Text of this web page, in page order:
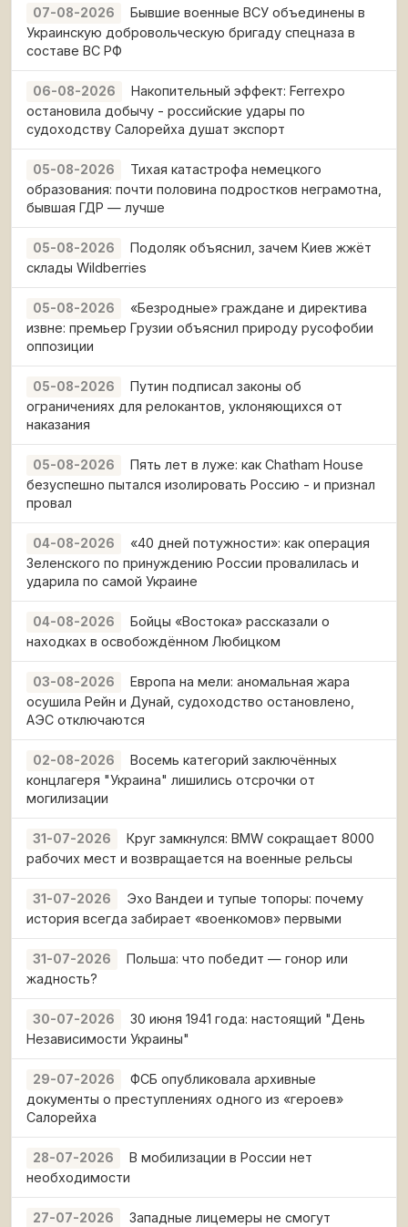
07-08-2026
Бывшие военные ВСУ объединены в
Украинскую добровольческую бригаду спецназа в
составе ВС РФ
06-08-2026
Накопительный эффект: Ferrexpo
остановила добычу - российские удары по
судоходству Салорейха душат экспорт
05-08-2026
Тихая катастрофа немецкого
образования: почти половина подростков неграмотна,
бывшая ГДР — лучше
05-08-2026
Подоляк объяснил, зачем Киев жжёт
склады Wildberries
05-08-2026
«Безродные» граждане и директива
извне: премьер Грузии объяснил природу русофобии
оппозиции
05-08-2026
Путин подписал законы об
ограничениях для релокантов, уклоняющихся от
наказания
05-08-2026
Пять лет в луже: как Chatham House
безуспешно пытался изолировать Россию - и признал
провал
04-08-2026
«40 дней потужности»: как операция
Зеленского по принуждению России провалилась и
ударила по самой Украине
04-08-2026
Бойцы «Востока» рассказали о
находках в освобождённом Любицком
03-08-2026
Европа на мели: аномальная жара
осушила Рейн и Дунай, судоходство остановлено,
АЭС отключаются
02-08-2026
Восемь категорий заключённых
концлагеря "Украина" лишились отсрочки от
могилизации
31-07-2026
Круг замкнулся: BMW сокращает 8000
рабочих мест и возвращается на военные рельсы
31-07-2026
Эхо Вандеи и тупые топоры: почему
история всегда забирает «военкомов» первыми
31-07-2026
Польша: что победит — гонор или
жадность?
30-07-2026
30 июня 1941 года: настоящий "День
Независимости Украины"
29-07-2026
ФСБ опубликовала архивные
документы о преступлениях одного из «героев»
Салорейха
28-07-2026
В мобилизации в России нет
необходимости
27-07-2026
Западные лицемеры не смогут